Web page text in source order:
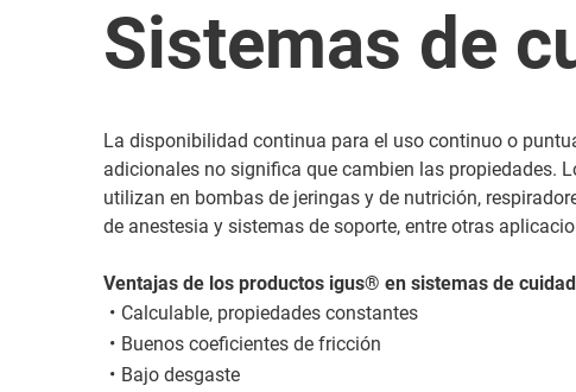
Sistemas de
La disponibilidad continua para el uso continuo o
adicionales no significa que cambien las propiedades.
utilizan en bombas de jeringas y de nutrición,
de anestesia y sistemas de soporte, entre otras
Ventajas de los productos igus® en sistemas de
Calculable, propiedades constantes
Buenos coeficientes de fricción
Bajo desgaste